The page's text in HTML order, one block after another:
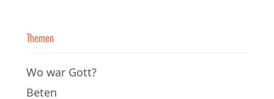
Themen
Wo war Gott?
Beten